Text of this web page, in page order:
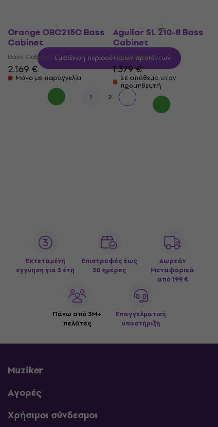
Orange OBC215C Bass
Cabinet
Bass Cabinet
2.169 €
Μόνο με παραγγελία
Aguilar SL 210-8 Bass
Cabinet
Bass Cabinet
1.379 €
Σε απόθεμα στον
προμηθευτή
Εμφάνιση περισσότερων προϊόντων
1 2
Εκτεταμένη
εγγύηση για 3 έτη
Επιστροφές έως
30 ημέρες
Δωρεάν
Μεταφορικά
από 199 €
Πάνω από 3M+
πελάτες
Επαγγελματική
υποστήριξη
Muziker
Αγορές
Χρήσιμοι σύνδεσμοι